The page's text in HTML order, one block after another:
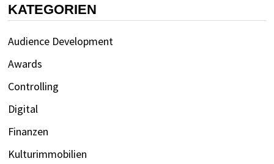
KATEGORIEN
Audience Development
Awards
Controlling
Digital
Finanzen
Kulturimmobilien